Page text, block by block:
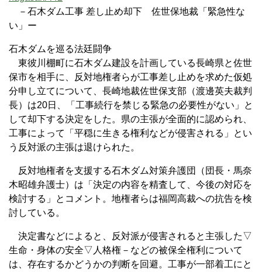
－石木ダム工事 差し止め却下 佐世保地裁「緊急性な
い」ー
石木ダムを巡る法廷闘争
東彼川棚町に石木ダム建設を計画している長崎県と佐世
保市を相手に、反対地権者らが工事差し止めを求めた仮処
分申し立てについて、長崎地裁佐世保支部（渡邊英夫裁判
長）は20日、「工事続行を禁じる緊急の必要性がない」と
して却下する決定をした。県の主張が全面的に認められ、
工事によって「平穏に生きる権利などが侵害される」とい
う反対派の主張は退けられた。
反対地権者を支援する石木ダム対策弁護団（団長・馬奈
木昭雄弁護士）は「決定の内容を精査して、今後の対応を
検討する」とコメント。地権者らは福岡高裁への抗告を検
討している。
決定書などによると、反対派が侵害されると主張した▽
生命・身体の安全▽人格権－などの被保全権利について
は、存在するかどうかの判断を回避。工事が一部着工にと